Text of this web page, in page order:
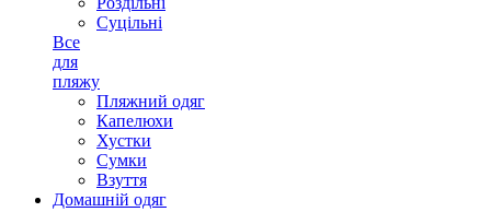
Суцільні
Все
для
пляжу
Пляжний одяг
Капелюхи
Хустки
Сумки
Взуття
Домашній одяг